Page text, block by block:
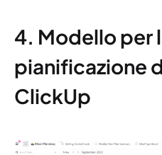
4. Modello per
pianificazione
ClickUp